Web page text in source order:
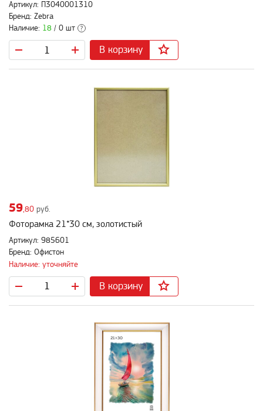
Артикул: П3040001310
Бренд: Zebra
Наличие: 18 / 0 шт ?
В корзину
59,80 руб.
Фоторамка 21*30 см, золотистый
Артикул: 985601
Бренд: Офистон
Наличие: уточняйте
В корзину